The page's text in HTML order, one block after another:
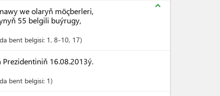
expand_less
we olaryň möçberleri,
55 belgili buýrugy,
bent belgisi: 1 , 8-10, 17
16.08.2013ý.
bent belgisi: 1